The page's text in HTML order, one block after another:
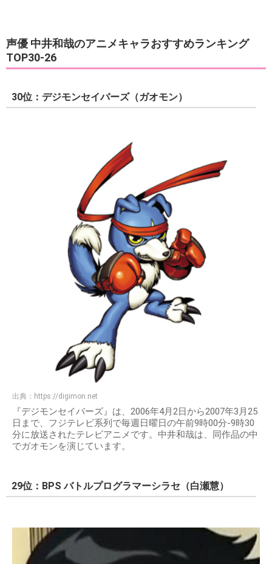
声優 中井和哉のアニメキャラおすすめランキング
TOP30-26
30位：デジモンセイバーズ（ガオモン）
出典： https://digimon.net
『デジモンセイバーズ』は、2006年4月2日から2007年3月25
日まで、フジテレビ系列で毎週日曜日の午前9時00分-9時30
分に放送されたテレビアニメです。中井和哉は、同作品の中
でガオモンを演じています。
29位：BPS バトルプログラマーシラセ（白瀬慧）